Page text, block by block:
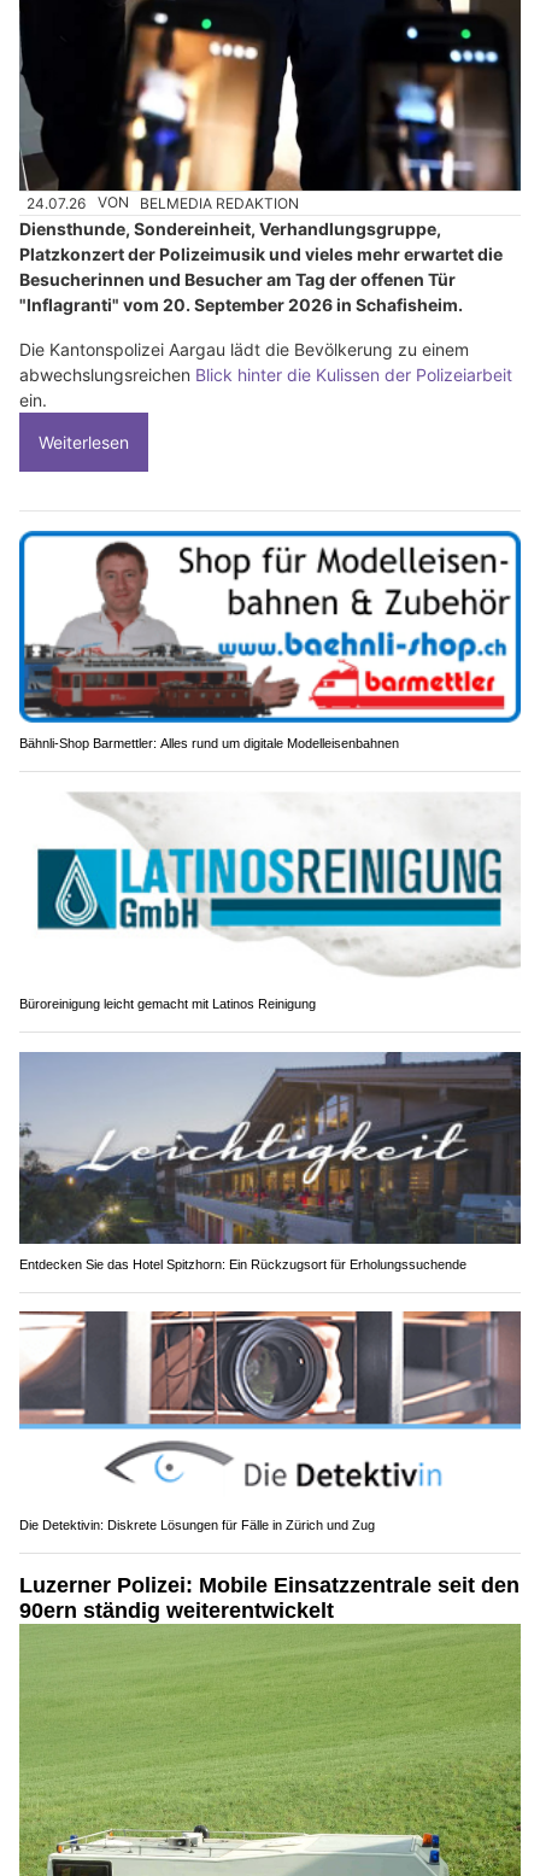
24.07.26 VON BELMEDIA REDAKTION
Diensthunde, Sondereinheit, Verhandlungsgruppe,
Platzkonzert der Polizeimusik und vieles mehr erwartet die
Besucherinnen und Besucher am Tag der offenen Tür
"Inflagranti" vom 20. September 2026 in Schafisheim.
Die Kantonspolizei Aargau lädt die Bevölkerung zu einem
abwechslungsreichen Blick hinter die Kulissen der Polizeiarbeit
ein.
Weiterlesen
Bähnli-Shop Barmettler: Alles rund um digitale Modelleisenbahnen
Büroreinigung leicht gemacht mit Latinos Reinigung
Entdecken Sie das Hotel Spitzhorn: Ein Rückzugsort für Erholungssuchende
Die Detektivin: Diskrete Lösungen für Fälle in Zürich und Zug
Luzerner Polizei: Mobile Einsatzzentrale seit den
90ern ständig weiterentwickelt